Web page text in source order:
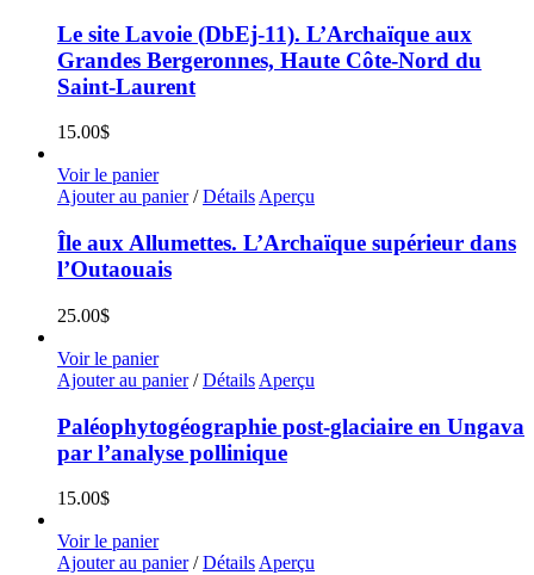
Le site Lavoie (DbEj-11). L’Archaïque aux
Grandes Bergeronnes, Haute Côte-Nord du
Saint-Laurent
15.00$
Voir le panier
Ajouter au panier / Détails Aperçu
Île aux Allumettes. L’Archaïque supérieur dans
l’Outaouais
25.00$
Voir le panier
Ajouter au panier / Détails Aperçu
Paléophytogéographie post-glaciaire en Ungava
par l’analyse pollinique
15.00$
Voir le panier
Ajouter au panier / Détails Aperçu